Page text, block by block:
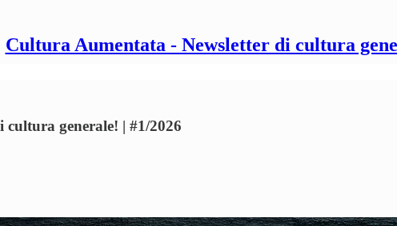
Cultura Aumentata - Newsletter di cultura
generale! | #1/2026